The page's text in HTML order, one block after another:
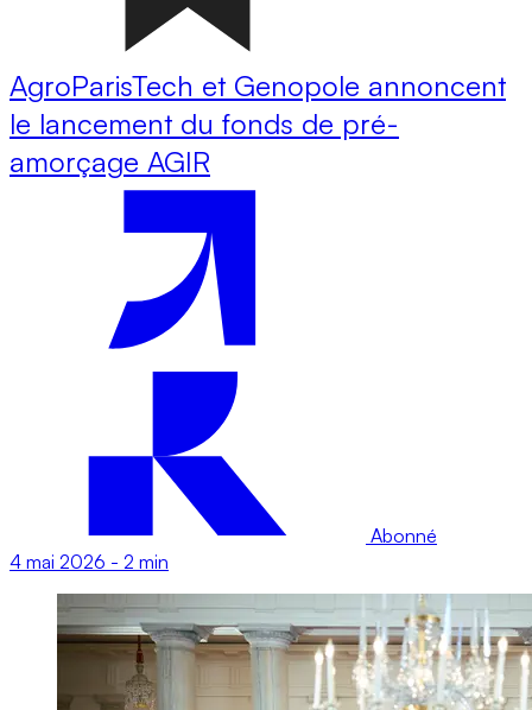
AgroParisTech et Genopole annoncent
le lancement du fonds de pré-
amorçage AGIR
Abonné
4 mai 2026 - 2 min